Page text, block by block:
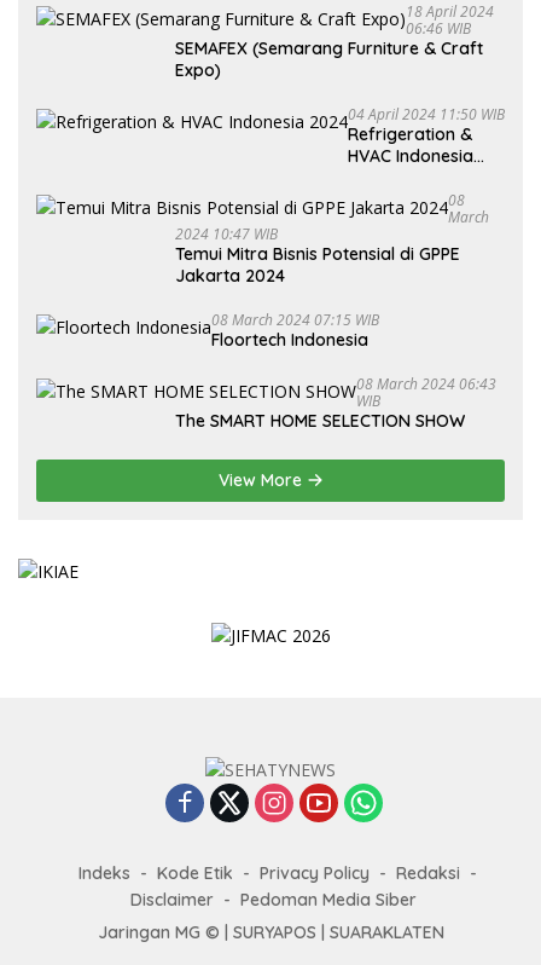
18 April 2024
06:46 WIB
SEMAFEX (Semarang Furniture & Craft
Expo)
04 April 2024 11:50 WIB
Refrigeration &
HVAC Indonesia
08
March
2024 10:47 WIB
Temui Mitra Bisnis Potensial di GPPE
Jakarta 2024
08 March 2024 07:15 WIB
Floortech Indonesia
08 March 2024 06:43
WIB
The SMART HOME SELECTION SHOW
View More
Indeks Kode Etik Privacy Policy
Redaksi
Disclaimer
Pedoman Media Siber
Jaringan MG © | SURYAPOS SUARAKLATEN